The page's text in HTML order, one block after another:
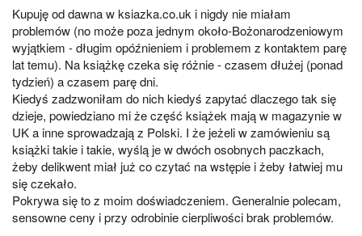
Kupuję od dawna w ksiazka.co.uk i nigdy nie miałam
problemów (no może poza jednym około-Bożonarodzeniowym
wyjątkiem - długim opóźnieniem i problemem z kontaktem parę
lat temu). Na książkę czeka się różnie - czasem dłużej (ponad
tydzień) a czasem parę dni.
Kiedyś zadzwoniłam do nich kiedyś zapytać dlaczego tak się
dzieje, powiedziano mi że część książek mają w magazynie w
UK a inne sprowadzają z Polski. I że jeżeli w zamówieniu są
książki takie i takie, wyślą je w dwóch osobnych paczkach,
żeby delikwent miał już co czytać na wstępie i żeby łatwiej mu
się czekało.
Pokrywa się to z moim doświadczeniem. Generalnie polecam,
sensowne ceny i przy odrobinie cierpliwości brak problemów.